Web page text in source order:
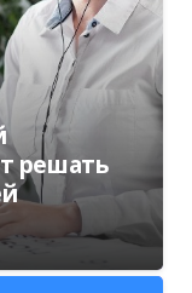
решать